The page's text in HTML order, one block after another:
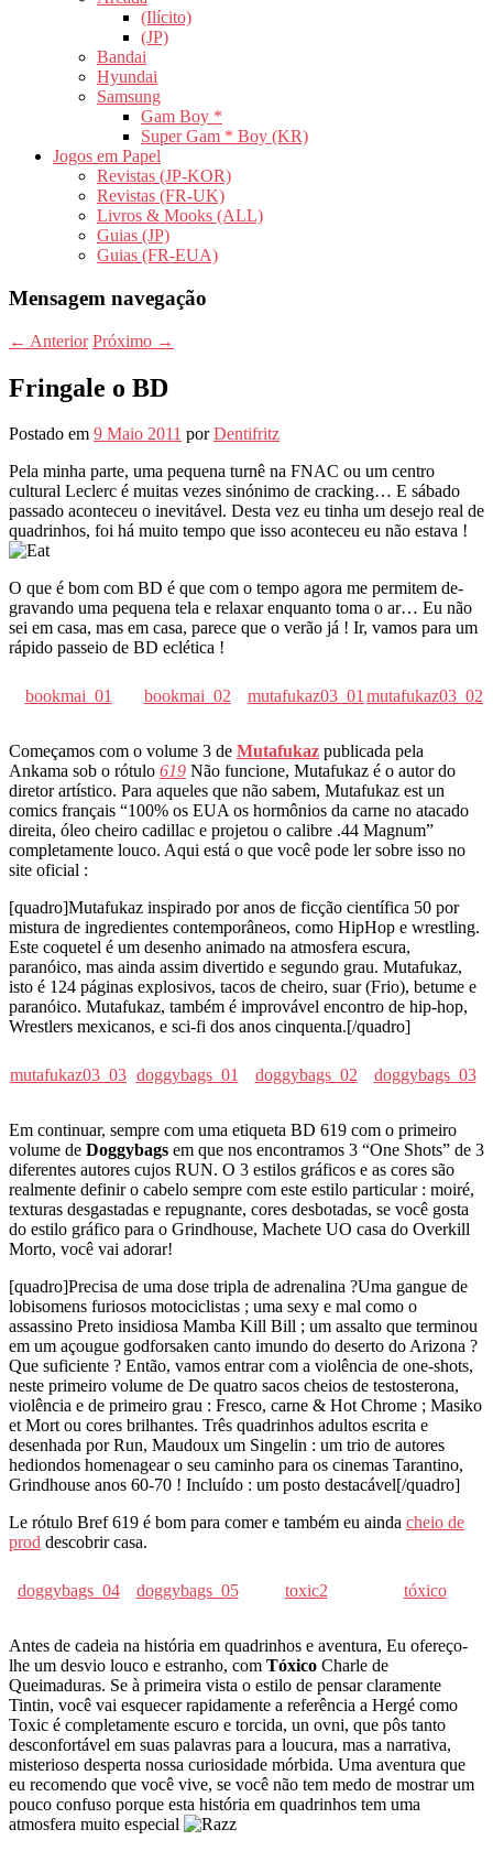
(Ilícito)
(JP)
Bandai
Hyundai
Samsung
Gam Boy *
Super Gam * Boy (KR)
Jogos em Papel
Revistas (JP-KOR)
Revistas (FR-UK)
Livros & Mooks (ALL)
Guias (JP)
Guias (FR-EUA)
Mensagem navegação
← Anterior Próximo →
Fringale o BD
Postado em 9 Maio 2011 porDentifritz
Pela minha parte, uma pequena turnê na FNAC ou um centro
cultural Leclerc é muitas vezes sinónimo de cracking… E sábado
passado aconteceu o inevitável. Desta vez eu tinha um desejo real de
quadrinhos, foi há muito tempo que isso aconteceu eu não estava !
O que é bom com BD é que com o tempo agora me permitem de-
gravando uma pequena tela e relaxar enquanto toma o ar… Eu não
sei em casa, mas em casa, parece que o verão já ! Ir, vamos para um
rápido passeio de BD eclética !
bookmai_01 bookmai_02 mutafukaz03_01mutafukaz03_02
Começamos com o volume 3 de Mutafukaz publicada pela
Ankama sob o rótulo 619 Não funcione, Mutafukaz é o autor do
diretor artístico. Para aqueles que não sabem, Mutafukaz est un
comics français “100% os EUA os hormônios da carne no atacado
direita, óleo cheiro cadillac e projetou o calibre .44 Magnum”
completamente louco. Aqui está o que você pode ler sobre isso no
site oficial :
[quadro]Mutafukaz inspirado por anos de ficção científica 50 por
mistura de ingredientes contemporâneos, como HipHop e wrestling.
Este coquetel é um desenho animado na atmosfera escura,
paranóico, mas ainda assim divertido e segundo grau. Mutafukaz,
isto é 124 páginas explosivos, tacos de cheiro, suar (Frio), betume e
paranóico. Mutafukaz, também é improvável encontro de hip-hop,
Wrestlers mexicanos, e sci-fi dos anos cinquenta.[/quadro]
mutafukaz03_03 doggybags_01 doggybags_02 doggybags_03
Em continuar, sempre com uma etiqueta BD 619 com o primeiro
volume de Doggybags em que nos encontramos 3 “One Shots” de 3
diferentes autores cujos RUN. O 3 estilos gráficos e as cores são
realmente definir o cabelo sempre com este estilo particular : moiré,
texturas desgastadas e repugnante, cores desbotadas, se você gosta
do estilo gráfico para o Grindhouse, Machete UO casa do Overkill
Morto, você vai adorar!
[quadro]Precisa de uma dose tripla de adrenalina ?Uma gangue de
lobisomens furiosos motociclistas ; uma sexy e mal como o
assassino Preto insidiosa Mamba Kill Bill ; um assalto que terminou
em um açougue godforsaken canto imundo do deserto do Arizona ?
Que suficiente ? Então, vamos entrar com a violência de one-shots,
neste primeiro volume de De quatro sacos cheios de testosterona,
violência e de primeiro grau : Fresco, carne & Hot Chrome ; Masiko
et Mort ou cores brilhantes. Três quadrinhos adultos escrita e
desenhada por Run, Maudoux um Singelin : um trio de autores
hediondos homenagear o seu caminho para os cinemas Tarantino,
Grindhouse anos 60-70 ! Incluído : um posto destacável[/quadro]
Le rótulo Bref 619 é bom para comer e também eu ainda cheio de
prod descobrir casa.
doggybags_04 doggybags_05 toxic2 tóxico
Antes de cadeia na história em quadrinhos e aventura, Eu ofereço-
lhe um desvio louco e estranho, com Tóxico Charle de
Queimaduras. Se à primeira vista o estilo de pensar claramente
Tintin, você vai esquecer rapidamente a referência a Hergé como
Toxic é completamente escuro e torcida, un ovni, que pôs tanto
desconfortável em suas palavras para a loucura, mas a narrativa,
misterioso desperta nossa curiosidade mórbida. Uma aventura que
eu recomendo que você vive, se você não tem medo de mostrar um
pouco confuso porque esta história em quadrinhos tem uma
atmosfera muito especial